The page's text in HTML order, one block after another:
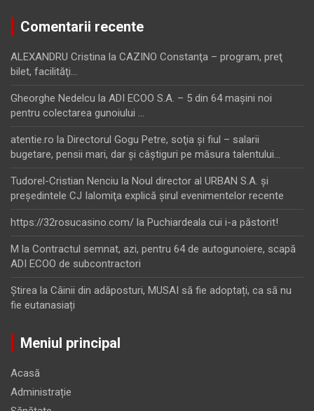
Comentarii recente
ALEXANDRU Cristina la CAZINO Constanţa – program, preţ
bilet, facilităţi…
Gheorghe Nedelcu la ADI ECOO S.A. – 5 din 64 maşini noi
pentru colectarea gunoiului …
atentie.ro la Directorul Gogu Petre, soţia şi fiul – salarii
bugetare, pensii mari, dar şi câştiguri pe măsura talentului…
Tudorel-Cristian Nenciu la Noul director al URBAN S.A. şi
preşedintele CJ Ialomiţa explică şirul evenimentelor recente
https://32rosucasino.com/ la Puchiardeala cui i-a păstorit!
M la Contractul semnat, azi, pentru 64 de autogunoiere, scapă
ADI ECOO de subcontractori
Ştirea la Câinii din adăposturi, MUSAI să fie adoptați, ca să nu
fie eutanasiați
Meniul principal
Acasă
Administrație